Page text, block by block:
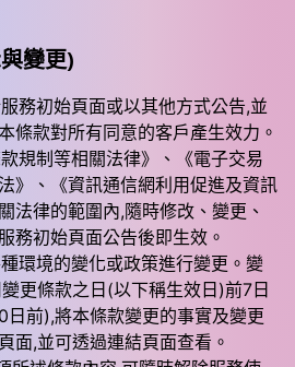
變更)
務初始頁面或以其他方式公告,並
條款對所有同意的客戶產生效力。
規制等相關法律》、《電子交易
》、《資訊通信網利用促進及資訊
法律的範圍內,隨時修改、變更、
務初始頁面公告後即生效。
環境的變化或政策進行變更。變
更條款之日(以下稱生效日)前7日
前),將本條款變更的事實及變更
面,並可透過連結頁面查看。